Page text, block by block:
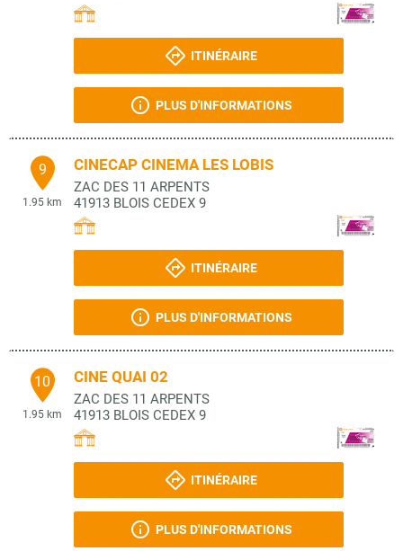
ITINÉRAIRE
PLUS D'INFORMATIONS
9
1.95 km
CINECAP CINEMA LES LOBIS
ZAC DES 11 ARPENTS
41913 BLOIS CEDEX 9
ITINÉRAIRE
PLUS D'INFORMATIONS
10
1.95 km
CINE QUAI 02
ZAC DES 11 ARPENTS
41913 BLOIS CEDEX 9
ITINÉRAIRE
PLUS D'INFORMATIONS